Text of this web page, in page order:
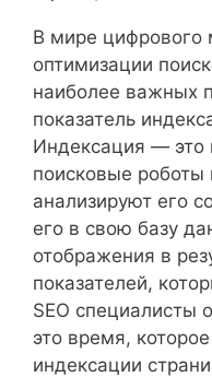
В мире цифрового
оптимизации
наиболее важных
показатель
Индексация — это
поисковые
анализируют его
его в свою базу
отображения в
показателей,
SEO
это время,
индексации